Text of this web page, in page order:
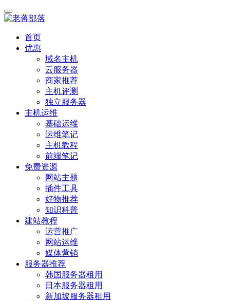
首页
优惠
域名主机
云服务器
商家推荐
主机评测
独立服务器
主机运维
基础运维
运维笔记
主机教程
前端笔记
免费资源
网站主题
插件工具
好物推荐
知识科普
建站教程
运营推广
网站运维
媒体营销
服务器推荐
韩国服务器租用
日本服务器租用
新加坡服务器租用